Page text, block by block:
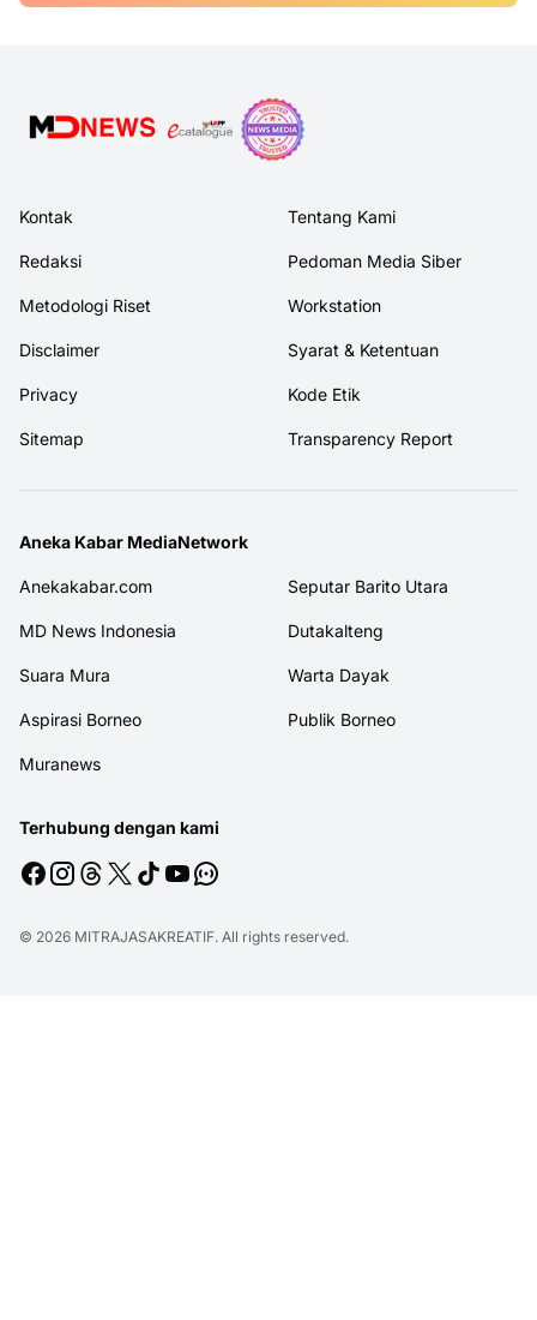
Kontak Tentang Kami
Redaksi Pedoman Media Siber
Metodologi Riset Workstation
Disclaimer Syarat & Ketentuan
Privacy Kode Etik
Sitemap Transparency Report
Aneka Kabar MediaNetwork
Anekakabar.com Seputar Barito Utara
MD News Indonesia Dutakalteng
Suara Mura Warta Dayak
Aspirasi Borneo Publik Borneo
Muranews
Terhubung dengan kami
© 2026 MITRAJASAKREATIF. All rights reserved.